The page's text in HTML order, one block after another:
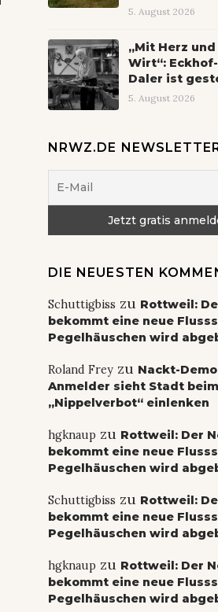
5. August 2026
„Mit Herz und
Wirt“:
Daler ist
5. August 2026
NRWZ.DE
DIE NEUESTEN
Schuttigbiss zu Rottweil:
bekommt eine neue
Pegelhäuschen wird
Roland Freyzu Nackt-
Anmelder sieht Stadt beim
„Nippelverbot“ einlenken
hgknaupzu Rottweil: Der
bekommt eine neue
Pegelhäuschen wird
Schuttigbiss zu Rottweil:
bekommt eine neue
Pegelhäuschen wird
hgknaupzu Rottweil: Der
bekommt eine neue
Pegelhäuschen wird